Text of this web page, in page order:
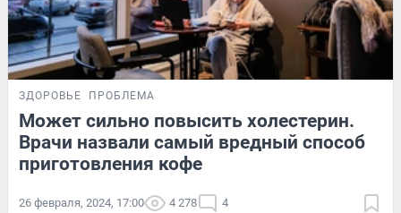
ЗДОРОВЬЕ ПРОБЛЕМА
Может сильно повысить холестерин.
Врачи назвали самый вредный способ
приготовления кофе
26 февраля, 2024, 17:00 4 278 4